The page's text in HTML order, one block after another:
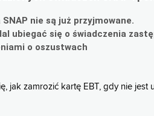
nie są już przyjmowane.
ubiegać się o świadczenia
o oszustwach
jak zamrozić kartę EBT, gdy nie jest